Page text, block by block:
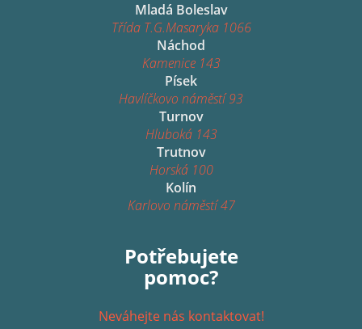
Mladá Boleslav
Třída T.G.Masaryka 1066
Náchod
Kamenice 143
Písek
Havlíčkovo náměstí 93
Turnov
Hluboká 143
Trutnov
Horská 100
Kolín
Karlovo náměstí 47
Potřebujete
pomoc?
Neváhejte nás kontaktovat!